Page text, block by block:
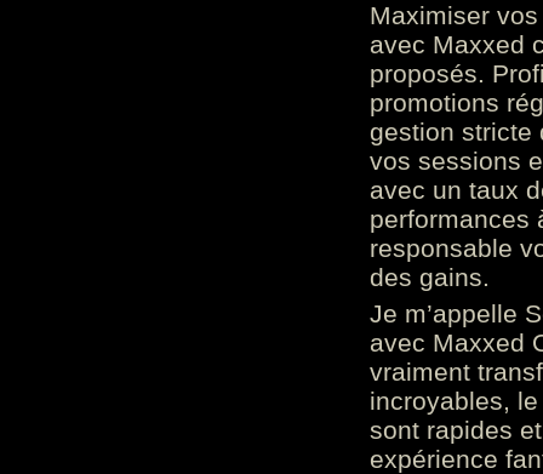
Maximiser
avec Maxxed
proposés.
promotions
gestion stricte
vos sessions
avec un taux
performances
responsable
des gains.
Je m’appelle
avec Maxxed
vraiment
incroyables,
sont rapides
expérience